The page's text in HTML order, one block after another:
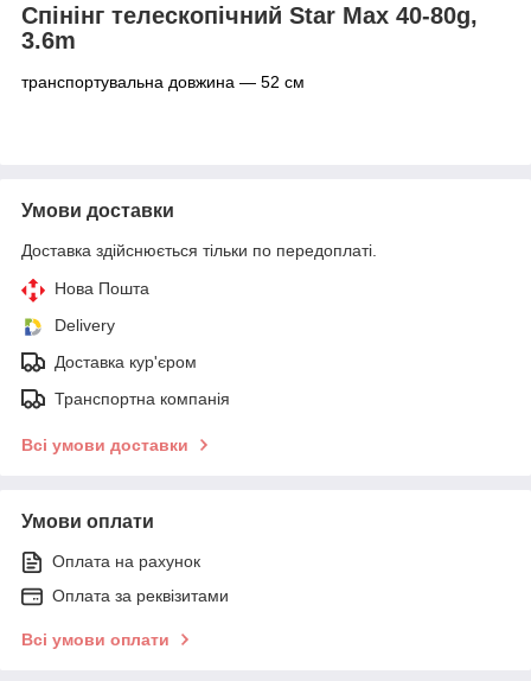
Спінінг телескопічний Star Max 40-80g,
3.6m
транспортувальна довжина — 52 см
Умови доставки
Доставка здійснюється тільки по передоплаті.
Нова Пошта
Delivery
Доставка кур'єром
Транспортна компанія
Всі умови доставки
Умови оплати
Оплата на рахунок
Оплата за реквізитами
Всі умови оплати